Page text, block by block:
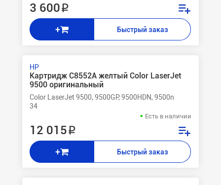
3 600 ₽
+ Быстрый заказ
HP
Картридж C8552A желтый Color LaserJet
9500 оригинальный
Color LaserJet 9500, 9500GP, 9500HDN, 9500n
34
Есть в наличии
12 015 ₽
+ Быстрый заказ